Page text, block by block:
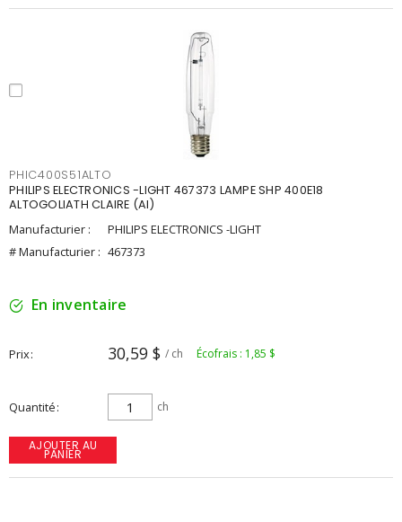
PHIC400S51ALTO
PHILIPS ELECTRONICS -LIGHT 467373 LAMPE SHP 400E18
ALTOGOLIATH CLAIRE (AI)
Manufacturier :
PHILIPS ELECTRONICS -LIGHT
# Manufacturier : 467373
En inventaire
Prix 30,59 $ / ch Écofrais : 1,85 $
Quantité ch
AJOUTER AU
PANIER